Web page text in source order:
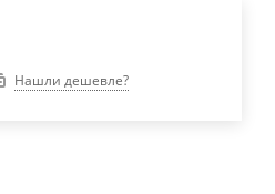
Нашли дешевле?